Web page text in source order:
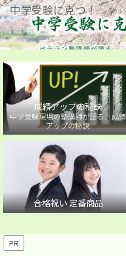
中学受験に克つ！
成績アップの秘訣
中学受験現場の塾講師が語る、成績
アップの秘訣
合格祝い 定番商品
PR